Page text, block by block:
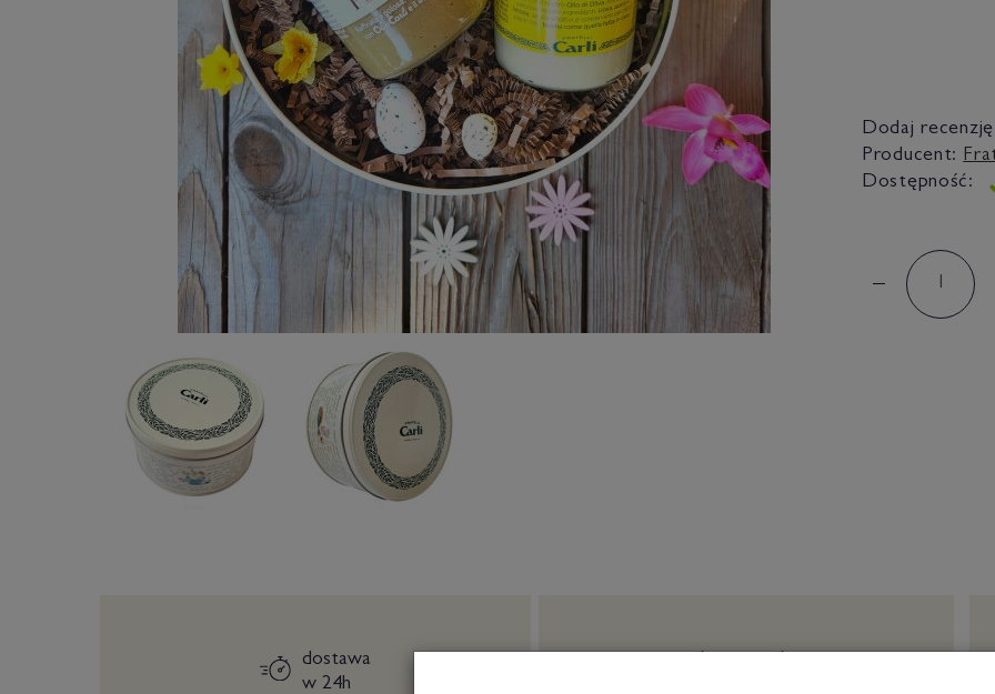
Dodaj
Producent:
Dostępność:
dostawa
w 24h